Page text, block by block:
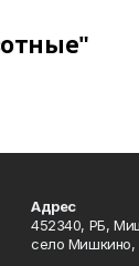
Адрес
452340, РБ,
село Мишкино,